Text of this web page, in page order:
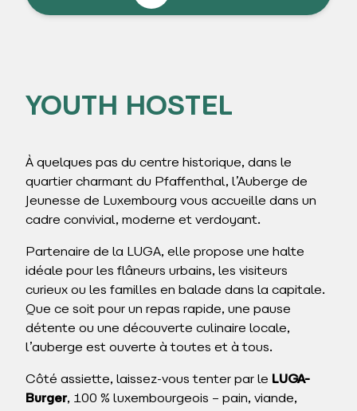
YOUTH HOSTEL
À quelques pas du centre historique, dans le
quartier charmant du Pfaffenthal, l’Auberge de
Jeunesse de Luxembourg vous accueille dans un
cadre convivial, moderne et verdoyant.
Partenaire de la LUGA, elle propose une halte
idéale pour les flâneurs urbains, les visiteurs
curieux ou les familles en balade dans la capitale.
Que ce soit pour un repas rapide, une pause
détente ou une découverte culinaire locale,
l’auberge est ouverte à toutes et à tous.
Côté assiette, laissez-vous tenter par le LUGA-
Burger, 100 % luxembourgeois – pain, viande,